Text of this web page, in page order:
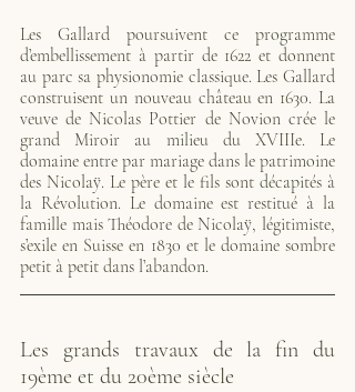
Les Gallard poursuivent ce programme
d’embellissement à partir de 1622 et donnent
au parc sa physionomie classique. Les Gallard
construisent un nouveau château en 1630. La
veuve de Nicolas Pottier de Novion crée le
grand Miroir au milieu du XVIIIe. Le
domaine entre par mariage dans le patrimoine
des Nicolaÿ. Le père et le fils sont décapités à
la Révolution. Le domaine est restitué à la
famille mais Théodore de Nicolaÿ, légitimiste,
s’exile en Suisse en 1830 et le domaine sombre
petit à petit dans l’abandon.
Les grands travaux de la fin du
19ème et du 20ème siècle